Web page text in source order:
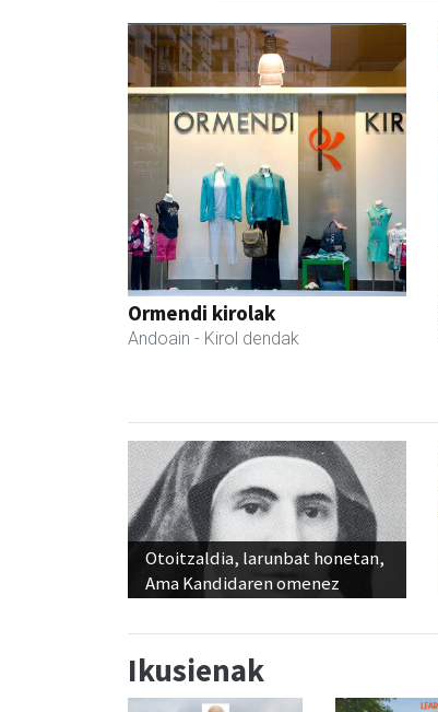
Ormendi kirolak
Andoain - Kirol dendak
Otoitzaldia, larunbat honetan,
Ama Kandidaren omenez
Ikusienak